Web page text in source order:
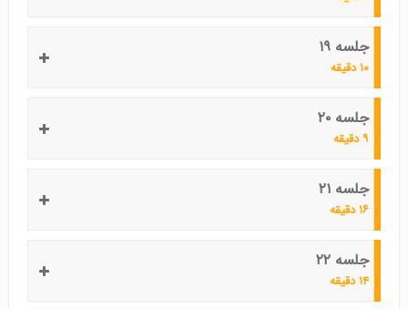
جلسه ۱۹
۱۰ دقیقه
جلسه ۲۰
۹ دقیقه
جلسه ۲۱
۱۶ دقیقه
جلسه ۲۲
۱۴ دقیقه